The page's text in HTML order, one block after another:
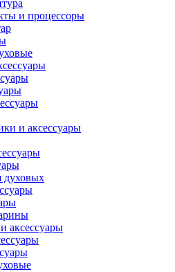
и процессоры
и аксессуары
духовых
аксессуары